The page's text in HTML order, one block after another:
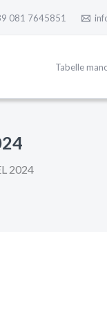
081 7645851
Tabelle
2024